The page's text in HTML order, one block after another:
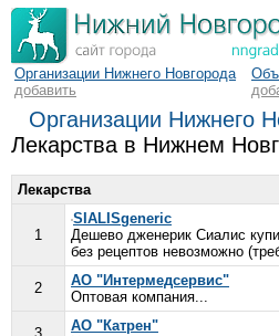
Организации Нижнего Новгорода
добавить
Организации Нижнего
Лекарства в Нижнем
Лекарства
1
SIALISgeneric
Дешево дженерик Сиалис
без рецептов невозможно
2
АО "Интермедсервис"
Оптовая компания...
АО "Катрен"